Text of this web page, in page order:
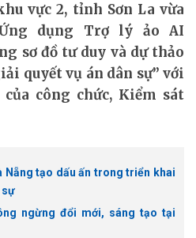
vực 2, tỉnh Sơn La vừa
dụng Trợ lý ảo AI
sơ đồ tư duy và dự thảo
quyết vụ án dân sự” với
công chức, Kiểm sát
Nẵng tạo dấu ấn trong triển khai
sự
ngừng đổi mới, sáng tạo tại